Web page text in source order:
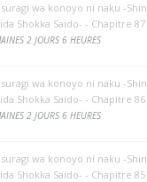
wa konoyo ni naku -Shin
Shokka Saido- - Chapitre 87
2 JOURS 6 HEURES
wa konoyo ni naku -Shin
Shokka Saido- - Chapitre 86
2 JOURS 6 HEURES
wa konoyo ni naku -Shin
Shokka Saido- - Chapitre 85